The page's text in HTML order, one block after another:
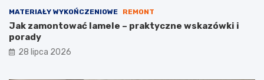
MATERIAŁY WYKOŃCZENIOWE REMONT
Jak zamontować lamele – praktyczne wskazówki i
porady
28 lipca 2026